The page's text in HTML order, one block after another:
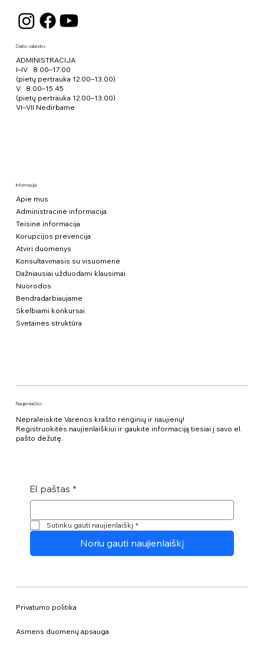
Darbo valandos
ADMINISTRACIJA
I–IV 8.00–17.00
(pietų pertrauka 12.00–13.00)
V 8.00–15.45
(pietų pertrauka 12.00–13.00)
VI–VII Nedirbame
Informacija
Apie mus
Administracinė informacija
Teisinė informacija
Korupcijos prevencija
Atviri duomenys
Konsultavimasis su visuomene
Dažniausiai užduodami klausimai
Nuorodos
Bendradarbiaujame
Skelbiami konkursai
Svetainės struktūra
Naujienlaiškis
Nepraleiskite Varėnos krašto renginių ir naujienų!
Registruokitės naujienlaiškiui ir gaukite informaciją tiesiai į savo el.
pašto dėžutę.
El. paštas *
Sutinku gauti naujienlaiškį *
Noriu gauti naujienlaiškį
Privatumo politika
Asmens duomenų apsauga